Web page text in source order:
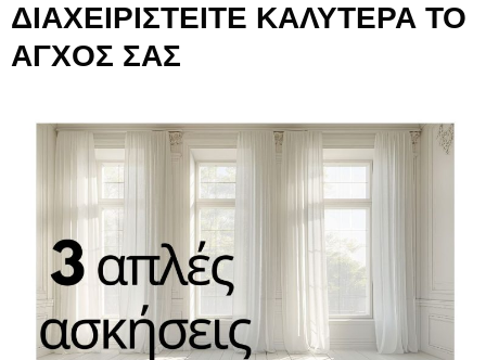
ΔΙΑΧΕΙΡΙΣΤΕΙΤΕ ΚΑΛΥΤΕΡΑ ΤΟ
ΑΓΧΟΣ ΣΑΣ